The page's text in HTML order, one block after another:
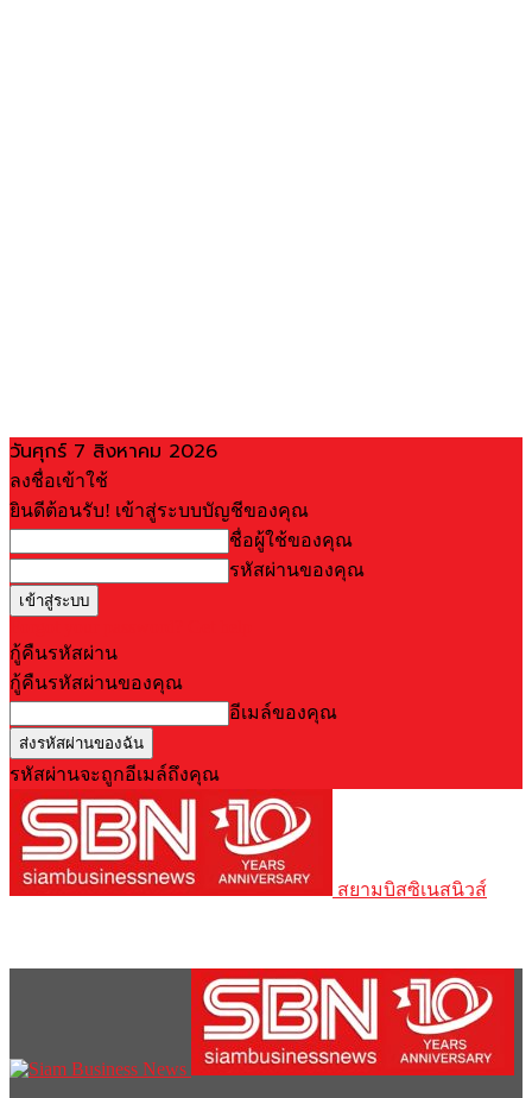
วันศุกร์ 7 สิงหาคม 2026
ลงชื่อเข้าใช้
ยินดีต้อนรับ! เข้าสู่ระบบบัญชีของคุณ
ชื่อผู้ใช้ของคุณ
รหัสผ่านของคุณ
กู้คืนรหัสผ่าน
กู้คืนรหัสผ่านของคุณ
อีเมล์ของคุณ
รหัสผ่านจะถูกอีเมล์ถึงคุณ
สยามบิสซิเนสนิวส์